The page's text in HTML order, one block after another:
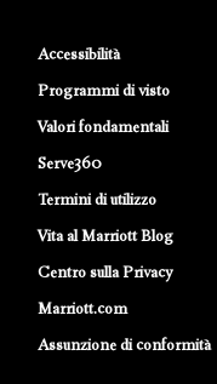
Accessibilità
Programmi di visto
Valori fondamentali
Serve360
Termini di utilizzo
Vita al Marriott Blog
Centro sulla Privacy
Marriott.com
Assunzione di conformità